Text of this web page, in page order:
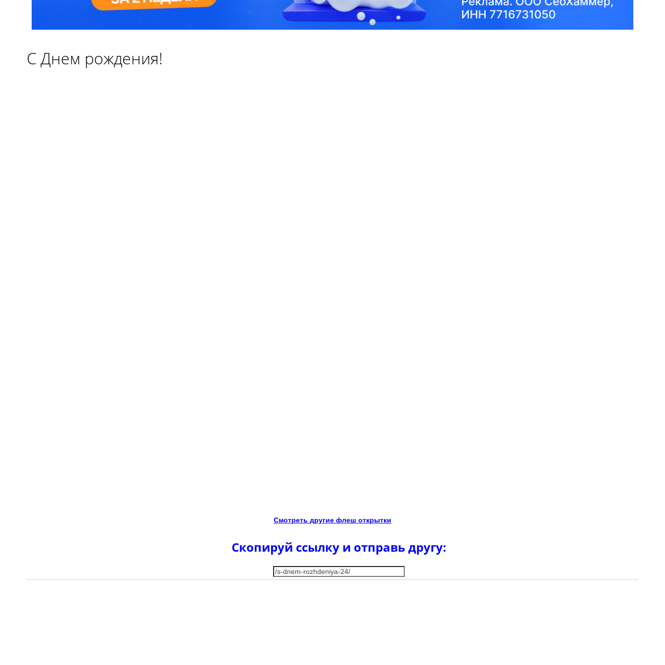
С Днем рождения!
Смотреть другие флеш открытки
Скопируй ссылку и отправь другу: